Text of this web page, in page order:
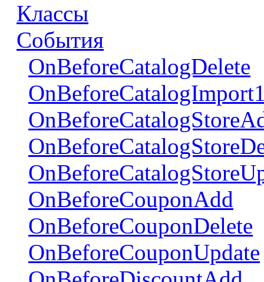
Классы
События
OnBeforeCatalogDelete
OnBeforeCouponAdd
OnBeforeCouponDelete
OnBeforeCouponUpdate